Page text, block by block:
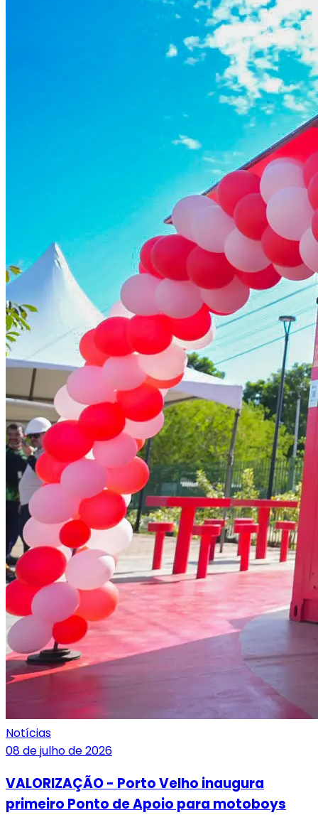
Notícias
08 de julho de 2026
VALORIZAÇÃO - Porto Velho inaugura
primeiro Ponto de Apoio para motoboys